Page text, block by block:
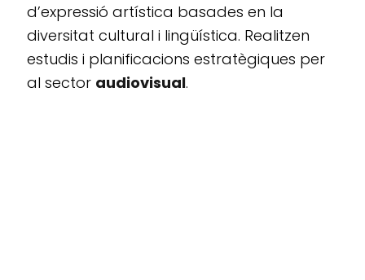
d’expressió artística basades en la
diversitat cultural i lingüística. Realitzen
estudis i planificacions estratègiques per
al sector audiovisual.